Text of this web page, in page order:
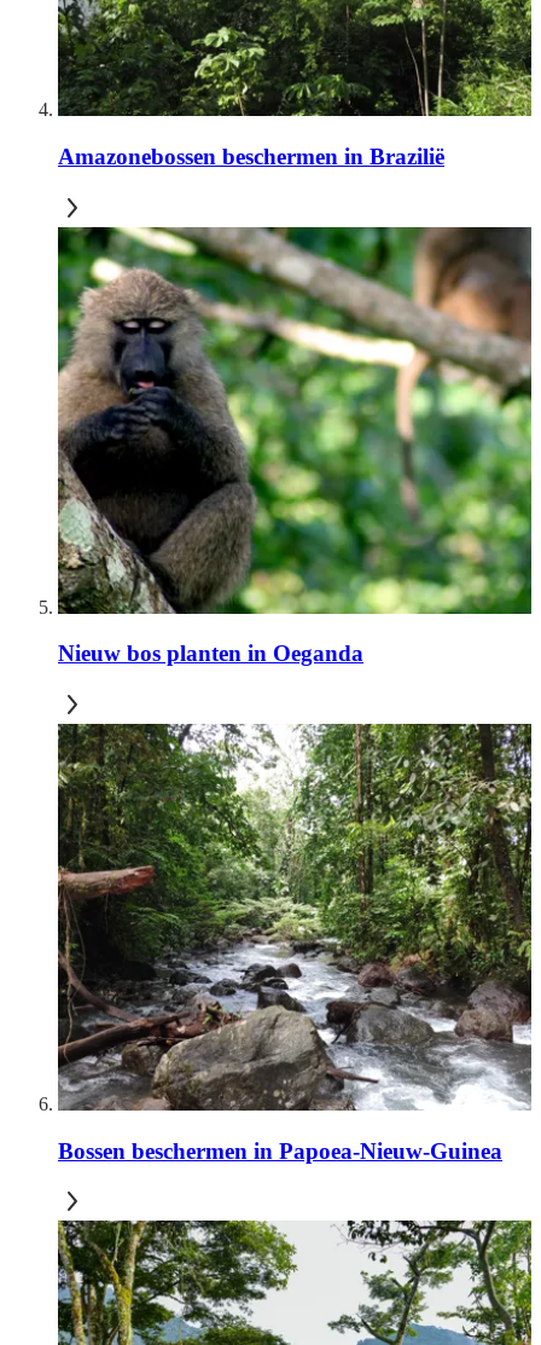
Amazonebossen beschermen in Brazilië
Nieuw bos planten in Oeganda
Bossen beschermen in Papoea-Nieuw-Guinea